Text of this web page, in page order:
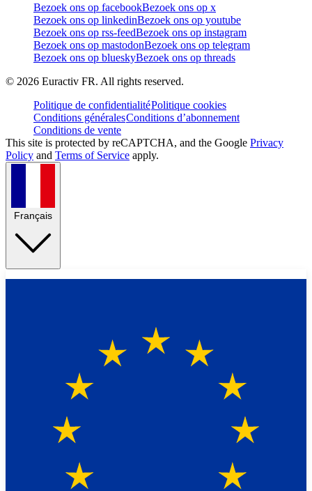
Bezoek ons op facebookBezoek ons op x
Bezoek ons op linkedinBezoek ons op youtube
Bezoek ons op rss-feedBezoek ons op instagram
Bezoek ons op mastodonBezoek ons op telegram
Bezoek ons op blueskyBezoek ons op threads
© 2026 Euractiv FR. All rights reserved.
Politique de confidentialitéPolitique cookies
Conditions généralesConditions d’abonnement
Conditions de vente
This site is protected by reCAPTCHA, and the Google Privacy
Policy and Terms of Service apply.
Français